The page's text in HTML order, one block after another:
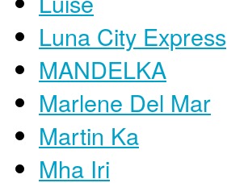
Luna City Express
MANDELKA
Marlene Del Mar
Martin Ka
Mha Iri